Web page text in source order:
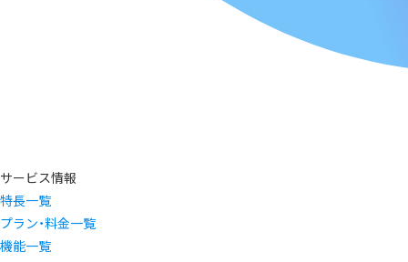
サービス情報
特長一覧
プラン・料金一覧
機能一覧